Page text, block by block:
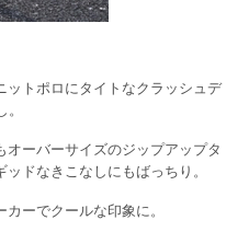
ットポロにタイトなクラッシュデ
ーバーサイズのジップアップタ
ドなきこなしにもばっちり。
ーでクールな印象に。